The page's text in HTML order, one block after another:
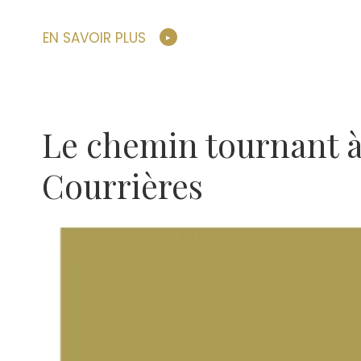
EN SAVOIR PLUS
Le chemin tournant
Courrières